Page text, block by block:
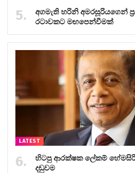
අගමැති හරිනි අමරසූරියගෙන්
රටාවකට මඟපෙන්වීමක්
LATEST
හිටපු ආරක්ෂක ලේකම් හේමසිරි
දඬුවම